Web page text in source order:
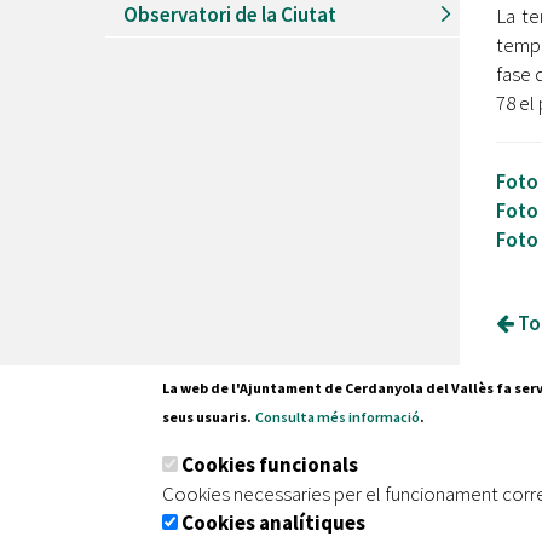
Observatori de la Ciutat
La
fase
78 el
Foto
Foto
Foto
Tel.
La web de l'Ajuntament de Cerdanyola del Vallès fa
seus usuaris. Consulta més informació.
Cookies funcionals
Cookies necessaries per el funcionament
Cookies analítiques